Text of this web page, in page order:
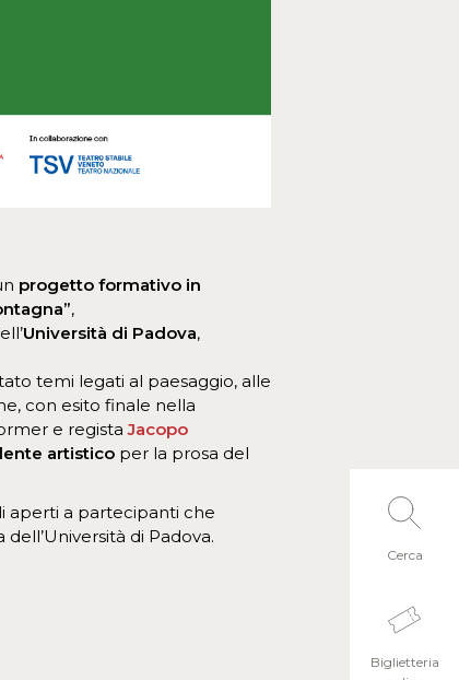
progetto formativo in
,
Università di Padova,
temi legati al paesaggio, alle
con esito finale nella
e registaJacopo
artistico per la prosa del
aperti a partecipanti che
di Padova.
Cerca
Biglietteria